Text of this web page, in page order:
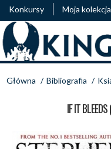
Konkursy Moja kolekcja
Główna / Bibliografia /
IF IT